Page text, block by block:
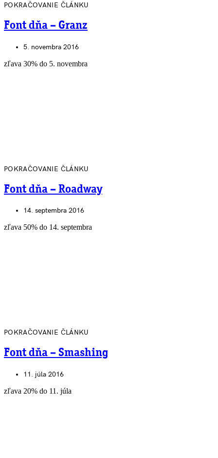
POKRAČOVANIE ČLÁNKU
Font dňa – Granz
5. novembra 2016
zľava 30% do 5. novembra
POKRAČOVANIE ČLÁNKU
Font dňa – Roadway
14. septembra 2016
zľava 50% do 14. septembra
POKRAČOVANIE ČLÁNKU
Font dňa – Smashing
11. júla 2016
zľava 20% do 11. júla